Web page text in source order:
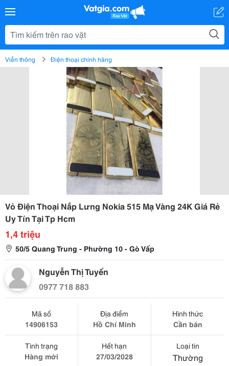
Viễn thông Điện thoại chính hãng
Vỏ Điện Thoại Nắp Lưng Nokia 515 Mạ Vàng 24K Giá Rẻ
Uy Tín Tại Tp Hcm
1,4 triệu
50/5 Quang Trung - Phường 10 - Gò Vấp
Nguyễn Thị Tuyến
0977 718 883
Mã số
14906153
Địa điểm
Hồ Chí Minh
Hình thức
Cần bán
Tình trạng
Hàng mới
Hết hạn
27/03/2028
Loại tin
Thường